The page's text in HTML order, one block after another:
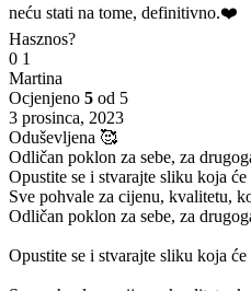
neću stati na tome, definitivno.❤️
Hasznos?
0 1
Martina
Ocjenjeno 5 od 5
3 prosinca, 2023
Oduševljena 🥰
Odličan poklon za sebe, za
Opustite se i stvarajte sliku koja
Sve pohvale za cijenu, kvalitetu,
Odličan poklon za sebe, za
Opustite se i stvarajte sliku koja